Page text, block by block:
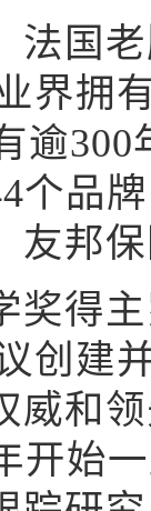
国老
界拥
逾
个品
友邦
得主
创建
威和
开始